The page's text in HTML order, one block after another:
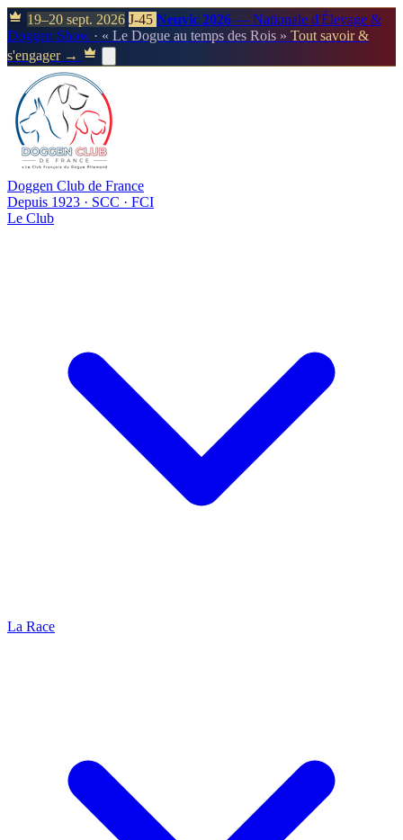
19–20 sept. 2026 J-45 Neuvic 2026 — Nationale d'Élevage &
Doggen Show · « Le Dogue au temps des Rois » Tout savoir &
s'engager →
Doggen Club de France
Depuis 1923 · SCC · FCI
Le Club
La Race